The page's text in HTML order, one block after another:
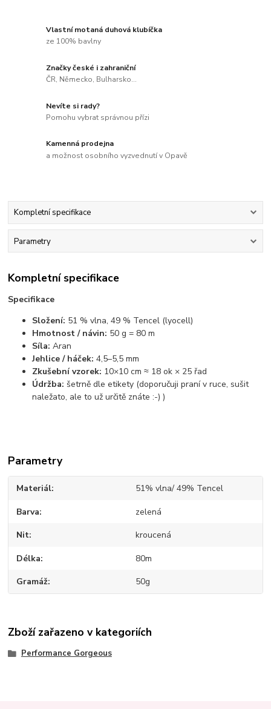
Vlastní motaná duhová klubíčka
ze 100% bavlny
Značky české i zahraniční
ČR, Německo, Bulharsko...
Nevíte si rady?
Pomohu vybrat správnou přízi
Kamenná prodejna
a možnost osobního vyzvednutí v Opavě
Kompletní specifikace
Parametry
Kompletní specifikace
Specifikace
Složení: 51 % vlna, 49 % Tencel (lyocell)
Hmotnost / návin: 50 g = 80 m
Síla: Aran
Jehlice / háček: 4,5–5,5 mm
Zkušební vzorek: 10×10 cm ≈ 18 ok × 25 řad
Údržba: šetrně dle etikety (doporučuji praní v ruce, sušit
naležato, ale to už určitě znáte :-) )
Parametry
Materiál 51% vlna/ 49% Tencel
Barva zelená
Nit kroucená
Délka 80m
Gramáž 50g
Zboží zařazeno v kategoriích
Performance Gorgeous